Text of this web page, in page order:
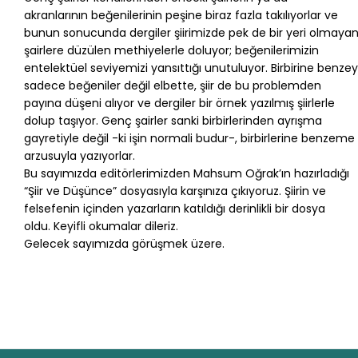
akranlarının beğenilerinin peşine biraz fazla takılıyorlar ve
bunun sonucunda dergiler şiirimizde pek de bir yeri olmayan
şairlere düzülen methiyelerle doluyor; beğenilerimizin
entelektüel seviyemizi yansıttığı unutuluyor. Birbirine
sadece beğeniler değil elbette, şiir de bu problemden
payına düşeni alıyor ve dergiler bir örnek yazılmış şiirlerle
dolup taşıyor. Genç şairler sanki birbirlerinden ayrışma
gayretiyle değil -ki işin normali budur-, birbirlerine benzeme
arzusuyla yazıyorlar.
Bu sayımızda editörlerimizden Mahsum Oğrak’ın hazırladığı
“Şiir ve Düşünce” dosyasıyla karşınıza çıkıyoruz. Şiirin ve
felsefenin içinden yazarların katıldığı derinlikli bir dosya
oldu. Keyifli okumalar dileriz.
Gelecek sayımızda görüşmek üzere.